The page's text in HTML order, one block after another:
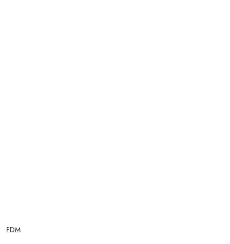
NAZWA
PRODUCENTA:
FDM